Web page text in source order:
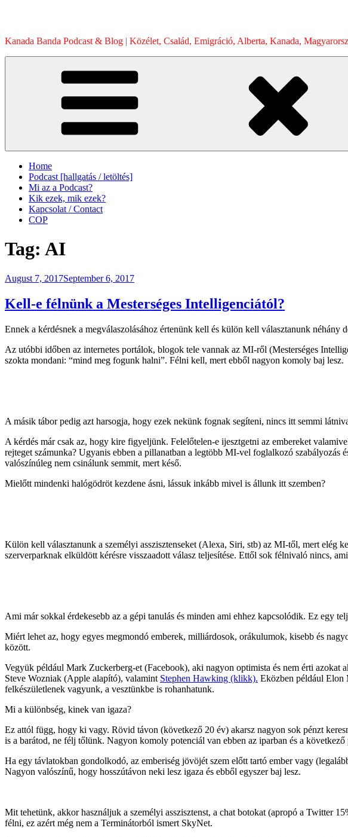
Kanada Banda Podcast & Blog | Közélet, Család, Emigráció, Alberta, Kanada,
Home
Podcast [hallgatás / letöltés]
Mi az a Podcast?
Kik ezek, mik ezek?
Kapcsolat / Contact
COP
Tag: AI
Posted
August 7, 2017September 6, 2017
Kell-e félnünk a Mesterséges Intelligenciától?
Ennek a kérdésnek a megválaszolásához értenünk kell és külön kell választanunk néhány
Az utóbbi időben az internetes portálok, blogok tele vannak az MI-ről (Mesterséges
szokta mondani: “mind meg fogunk halni”. Félni kell, mert ebből nagyon komoly baj lesz.
A másik tábor pedig azt harsogja, hogy ezek nekünk fognak segíteni, nincs itt semmi
A kérdés már csak az, hogy kire figyeljünk. Felelőtelen-e ijesztgetni az embereket
rejteget számunka? Ugyanis ebben a pillanatban a legtöbb MI-vel foglalkozó
valószínúleg nem csinálunk semmit, mert késő.
Mielőtt mindenki halógödröt kezdene ásni, lássuk inkább mivel is állunk itt szemben?
Külön kell választanunk a személyi asszisztenseket (Alexa, Siri, stb) az MI-től, mert elég
szerverparknak elküldött kérésre visszaadott válasz teljesítése. Ettől sok félnivaló nincs,
Ami már sokkal érdekesebb az a gépi tanulás és minden ami ehhez kapcsolódik. Ez egy
Miért lehet az, hogy egyes megmondó emberek, milliárdosok, orákulumok, kisebb és
között.
Vegyük például Mark Zuckerberg-et (Facebook), aki nagyon optimista és nem érti
Steve Wozniak (Apple alapító), valamint Stephen Hawking (klikk). Eközben például Elon
felkészületlenek vagyunk, a vesztünkbe is rohanhatunk.
Mi a különbség, kinek van igaza?
Ez attól függ, hogy ki vagy. Rövid távon (következő 20 év) akarsz nagyon sok pénzt
is a barátod, ne félj tőlünk. Nagyon komoly potenciál van ebben az iparban és a
Ha egy távlatokban gondolkodó, az emberiség jövöjét szem előtt tartó ember vagy
Nagyon valószínű, hogy hosszútávon neki lesz igaza és ebből egyszer baj lesz.
Mit tehetünk, akkor használjuk a személyi asszisztenst, a chat botokat (apropó a Twitter
félni, ez azért még nem a Terminátorból ismert SkyNet.